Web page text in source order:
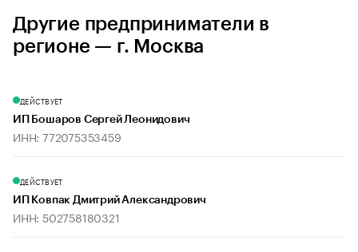
Другие предприниматели в
регионе — г. Москва
ДЕЙСТВУЕТ
ИП Бошаров Сергей Леонидович
ИНН: 772075353459
ДЕЙСТВУЕТ
ИП Ковпак Дмитрий Александрович
ИНН: 502758180321